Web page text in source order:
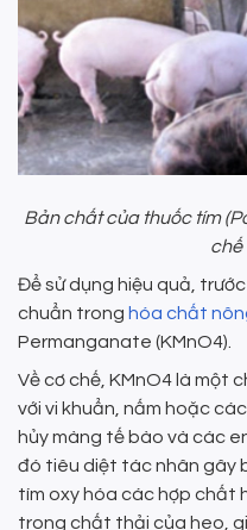
Bản chất của thuốc tím
chế
Để sử dụng hiệu quả,
chuẩn trong hóa chất
Permanganate (KMnO4).
Về cơ chế, KMnO4 là một
với vi khuẩn, nấm hoặc
hủy màng tế bào và các
đó tiêu diệt tác nhân gây
tím oxy hóa các hợp chất
trong chất thải của heo,